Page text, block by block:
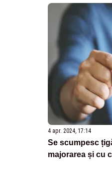
4 apr. 2024, 17:14
Se scumpesc
majorarea și cu